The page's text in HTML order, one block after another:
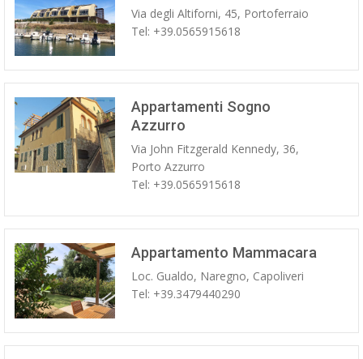
Via degli Altiforni, 45, Portoferraio
Tel: +39.0565915618
Appartamenti Sogno
Azzurro
Via John Fitzgerald Kennedy, 36,
Porto Azzurro
Tel: +39.0565915618
Appartamento Mammacara
Loc. Gualdo, Naregno, Capoliveri
Tel: +39.3479440290